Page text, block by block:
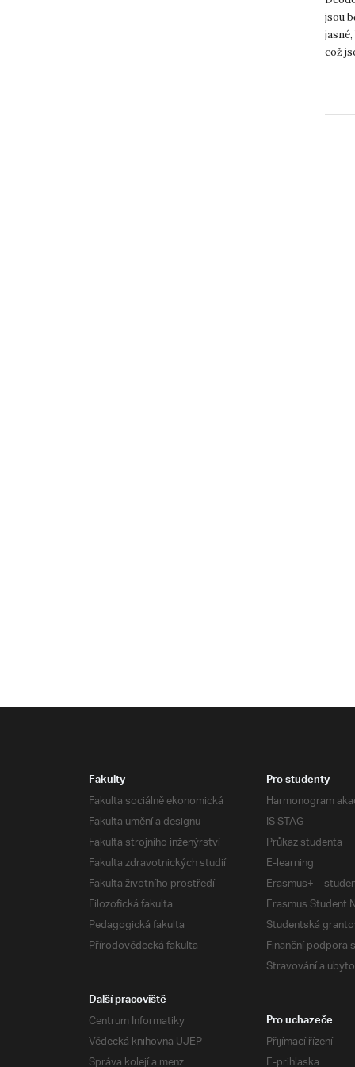
jsou
což
Fakulty
Fakulta sociálně ekonomická
Fakulta umění a designu
Fakulta strojního inženýrství
Fakulta zdravotnických studií
Fakulta životního prostředí
Filozofická fakulta
Pedagogická fakulta
Přírodovědecká fakulta
Pro studenty
Harmonogram
IS STAG
Průkaz studenta
E-learning
Erasmus+ –
Erasmus Student
Studentská
Finanční podpora
Stravování a
Další pracoviště
Centrum Informatiky
Vědecká knihovna UJEP
Správa kolejí a menz
Pro uchazeče
Přijímací řízení
E-prihlaska